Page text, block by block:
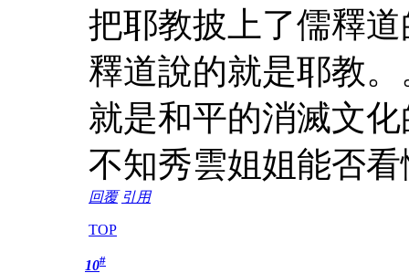
把耶教披上了儒釋
釋道說的就是耶教
就是和平的消滅文
不知秀雲姐姐能否
回覆 引用
TOP
10#